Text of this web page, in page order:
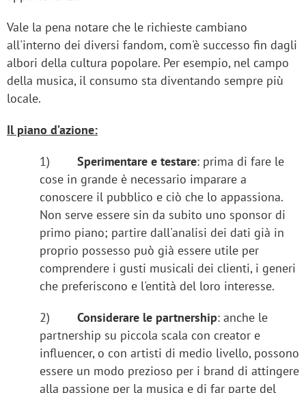
Vale la pena notare che le richieste cambiano
all'interno dei diversi fandom, com'è successo fin dagli
albori della cultura popolare. Per esempio, nel campo
della musica, il consumo sta diventando sempre più
locale.
Il piano d’azione:
1) Sperimentare e testare: prima di fare le
cose in grande è necessario imparare a
conoscere il pubblico e ciò che lo appassiona.
Non serve essere sin da subito uno sponsor di
primo piano; partire dall'analisi dei dati già in
proprio possesso può già essere utile per
comprendere i gusti musicali dei clienti, i generi
che preferiscono e l'entità del loro interesse.
2) Considerare le partnership: anche le
partnership su piccola scala con creator e
influencer, o con artisti di medio livello, possono
essere un modo prezioso per i brand di attingere
alla passione per la musica e di far parte del